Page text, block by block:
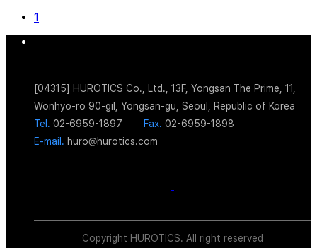
1
[04315] HUROTICS Co., Ltd., 13F, Yongsan The Prime, 11,
Wonhyo-ro 90-gil, Yongsan-gu, Seoul, Republic of Korea
Tel. 02-6959-1897 Fax. 02-6959-1898
E-mail. huro@hurotics.com
Copyright HUROTICS. All right reserved